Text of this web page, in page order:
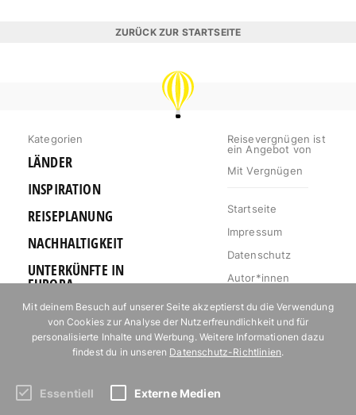
ZURÜCK ZUR STARTSEITE
REISEVERGNÜGEN
Kategorien
LÄNDER
INSPIRATION
REISEPLANUNG
NACHHALTIGKEIT
UNTERKÜNFTE IN
EUROPA
OUTDOOR
URLAUB FÜR
FOODIES
Reisevergnügen ist
ein Angebot von
Mit Vergnügen
Startseite
Impressum
Datenschutz
Autor*innen
Mediakit
Jobs
Kontakt
Abonniere unseren Newsletter!
Mit deinem Besuch auf unserer Seite akzeptierst du die Verwendung
von Cookies zur Analyse der Nutzerfreundlichkeit und für
personalisierte Inhalte und Werbung. Weitere Informationen dazu
findest du in unseren Datenschutz-Richtlinien.
Essentiell Externe Medien